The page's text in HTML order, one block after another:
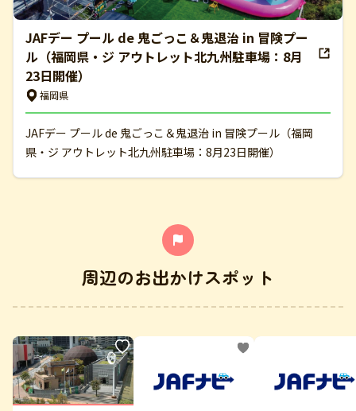
JAFデー プール de 鬼ごっこ＆鬼退治 in 冒険プー
ル（福岡県・ジ アウトレット北九州駐車場：8月
23日開催）
福岡県
JAFデー プール de 鬼ごっこ＆鬼退治 in 冒険プール（福岡
県・ジ アウトレット北九州駐車場：8月23日開催）
周辺のお出かけスポット